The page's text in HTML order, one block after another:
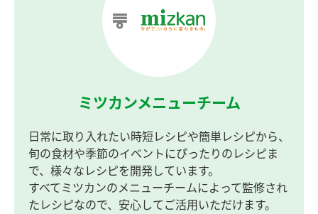
ミツカンメニューチーム
日常に取り入れたい時短レシピや簡単レシピから、
旬の食材や季節のイベントにぴったりのレシピま
で、様々なレシピを開発しています。
すべてミツカンのメニューチームによって監修され
たレシピなので、安心してご活用いただけます。